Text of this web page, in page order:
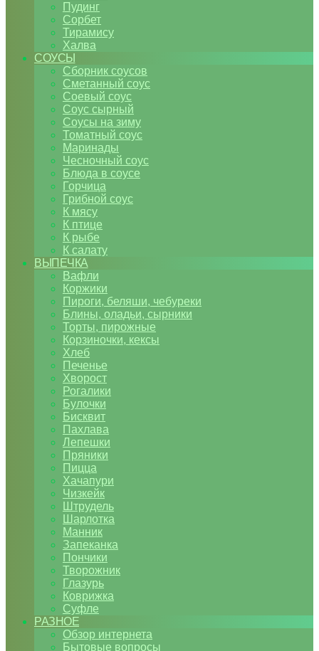
Пудинг
Сорбет
Тирамису
Халва
СОУСЫ
Сборник соусов
Сметанный соус
Соевый соус
Соус сырный
Соусы на зиму
Томатный соус
Маринады
Чесночный соус
Блюда в соусе
Горчица
Грибной соус
К мясу
К птице
К рыбе
К салату
ВЫПЕЧКА
Вафли
Коржики
Пироги, беляши, чебуреки
Блины, оладьи, сырники
Торты, пирожные
Корзиночки, кексы
Хлеб
Печенье
Хворост
Рогалики
Булочки
Бисквит
Пахлава
Лепешки
Пряники
Пицца
Хачапури
Чизкейк
Штрудель
Шарлотка
Манник
Запеканка
Пончики
Творожник
Глазурь
Коврижка
Суфле
РАЗНОЕ
Обзор интернета
Бытовые вопросы